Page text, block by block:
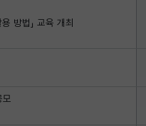
방법」 교육 개최
모